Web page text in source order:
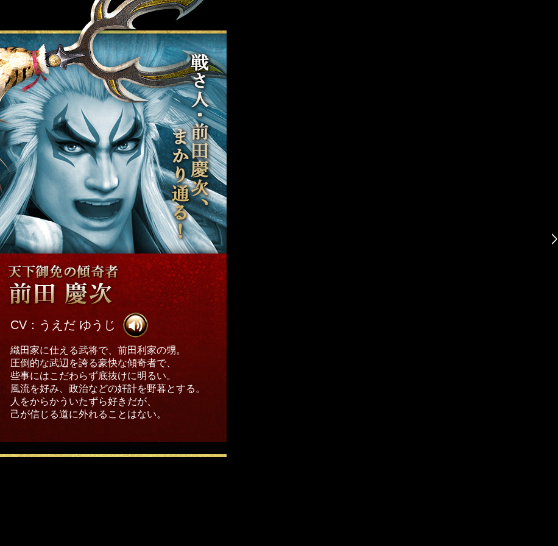
CV：うえだ ゆうじ
織田家に仕える武将で、前田利家の甥。
圧倒的な武辺を誇る豪快な傾奇者で、
些事にはこだわらず底抜けに明るい。
風流を好み、政治などの奸計を野暮とする。
人をからかういたずら好きだが、
己が信じる道に外れることはない。